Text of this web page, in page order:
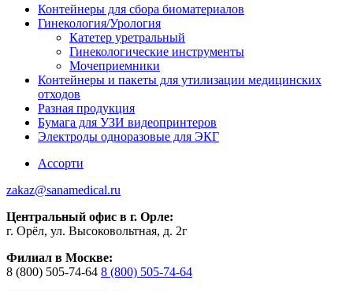
Контейнеры для сбора биоматериалов
Гинекология/Урология
Катетер уретральный
Гинекологические инструменты
Мочеприемники
Контейнеры и пакеты для утилизации медицинских
отходов
Разная продукция
Бумага для УЗИ видеопринтеров
Электроды одноразовые для ЭКГ
Ассорти
zakaz@sanamedical.ru
Центральный офис в г. Орле:
г. Орёл, ул. Высоковольтная, д. 2г
Филиал в Москве:
8 (800) 505-74-64 8 (800) 505-74-64